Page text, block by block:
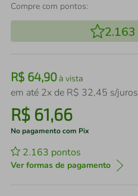
Compre com pontos:
2.163
R$ 64,90à vista
em até 2x de R$ 32,45 s/juros
R$ 61,66
No pagamento com Pix
2.163 pontos
Ver formas de pagamento